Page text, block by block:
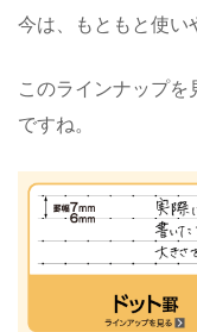
今は、もともと使い
このラインナップ
ですね。